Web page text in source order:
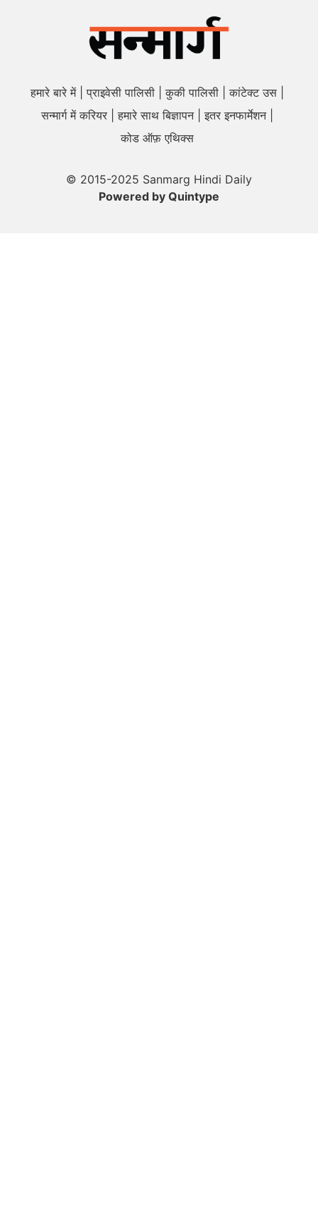
हमारे बारे में प्राइवेसी पालिसी कुकी पालिसी
कांटेक्ट उस
सन्मार्ग में करियर
हमारे साथ बिज्ञापन
इतर इनफार्मेशन
कोड ऑफ़ एथिक्स
© 2015-2025 Sanmarg Hindi Daily
Powered by Quintype